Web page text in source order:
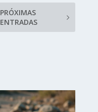
PRÓXIMAS
ENTRADAS